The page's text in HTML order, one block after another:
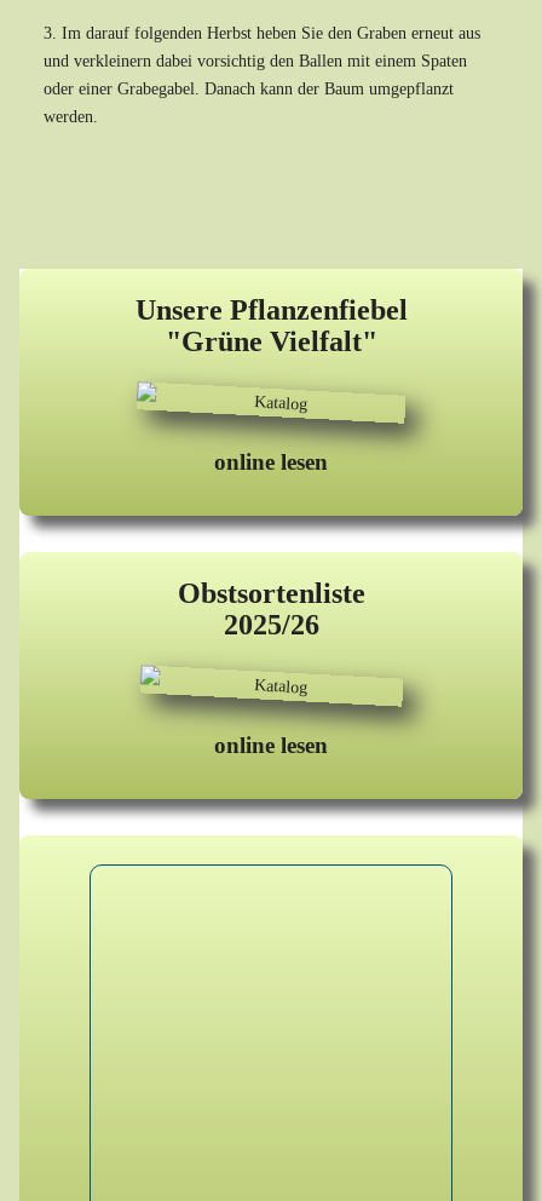
Unsere Pflanzenfiebel
"Grüne Vielfalt"
online lesen
Obstsortenliste
2025/26
online lesen
3. Im darauf folgenden Herbst heben Sie den Graben erneut aus
und verkleinern dabei vorsichtig den Ballen mit einem Spaten
oder einer Grabegabel. Danach kann der Baum umgepflanzt
werden.